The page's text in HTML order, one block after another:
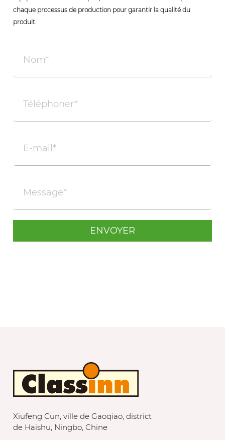
chaque processus de production pour garantir la qualité du
produit.
Xiufeng Cun, ville de Gaoqiao, district
de Haishu, Ningbo, Chine